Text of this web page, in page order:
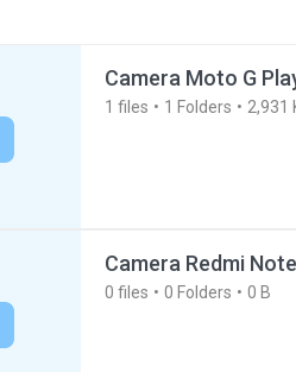
Camera Moto G
1 files 1 Folders 2,931
Camera Redmi
0 files 0 Folders 0 B